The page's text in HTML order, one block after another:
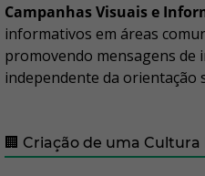
Campanhas Visuais e
informativos em áreas
promovendo mensagens de
independente da orientação
🏢 Criação de uma Cultura